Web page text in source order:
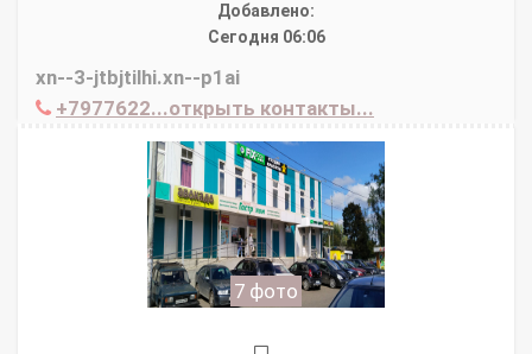
Добавлено:
Сегодня 06:06
xn--3-jtbjtilhi.xn--p1ai
+7977622...открыть контакты...
7 фото